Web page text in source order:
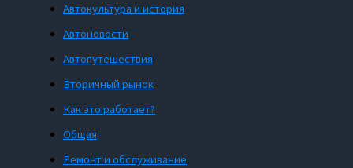
Автокультура и история
Автоновости
Автопутешествия
Вторичный рынок
Как это работает?
Общая
Ремонт и обслуживание